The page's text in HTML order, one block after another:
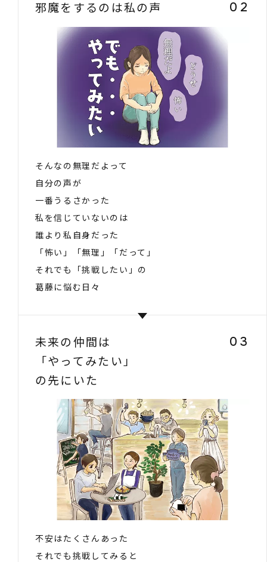
邪魔をするのは私の声 02
そんなの無理だよって
自分の声が
一番うるさかった
私を信じていないのは
誰より私自身だった
「怖い」「無理」「だって」
それでも「挑戦したい」の
葛藤に悩む日々
未来の仲間は
「やってみたい」
の先にいた
03
不安はたくさんあった
それでも挑戦してみると